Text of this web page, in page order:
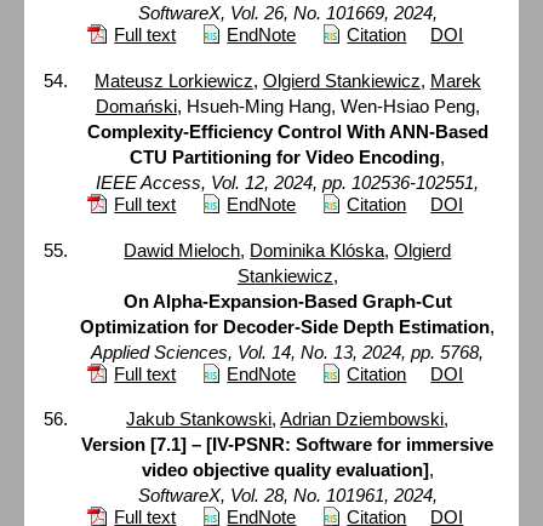
SoftwareX, Vol. 26, No. 101669, 2024,
Full text
EndNote Citation DOI
Mateusz Lorkiewicz, Olgierd Stankiewicz, Marek
Domański, Hsueh-Ming Hang, Wen-Hsiao Peng,
Complexity-Efficiency Control With ANN-Based
CTU Partitioning for Video Encoding,
IEEE Access, Vol. 12, 2024, pp. 102536-102551,
Full text
EndNote Citation DOI
Dawid Mieloch, Dominika Klóska,Olgierd
Stankiewicz,
On Alpha-Expansion-Based Graph-Cut
Optimization for Decoder-Side Depth Estimation,
Applied Sciences, Vol. 14, No. 13, 2024, pp. 5768,
Full text
EndNote Citation DOI
Jakub Stankowski,Adrian Dziembowski,
Version [7.1] – [IV-PSNR: Software for immersive
video objective quality evaluation],
SoftwareX, Vol. 28, No. 101961, 2024,
Full text
EndNote Citation DOI